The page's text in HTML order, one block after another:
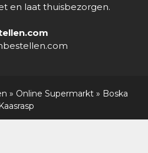
en laat thuisbezorgen.
» Online Supermarkt» Boska
Kaasrasp